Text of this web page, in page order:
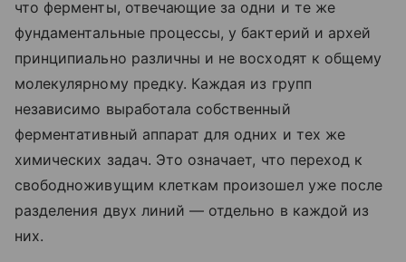
что ферменты, отвечающие за одни и те же
фундаментальные процессы, у бактерий и архей
принципиально различны и не восходят к общему
молекулярному предку. Каждая из групп
независимо выработала собственный
ферментативный аппарат для одних и тех же
химических задач. Это означает, что переход к
свободноживущим клеткам произошел уже после
разделения двух линий — отдельно в каждой из
них.